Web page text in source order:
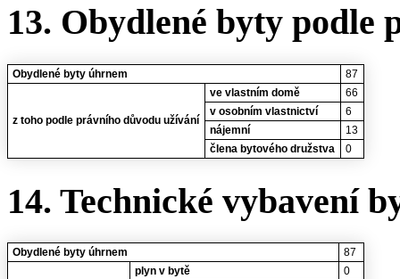
13. Obydlené byty podle
Obydlené byty úhrnem 87
z toho podle právního důvodu užívání
ve vlastním domě
66
v osobním vlastnictví
6
nájemní
13
člena bytového družstva
0
14. Technické vybavení
Obydlené byty úhrnem 87
plyn v bytě
0